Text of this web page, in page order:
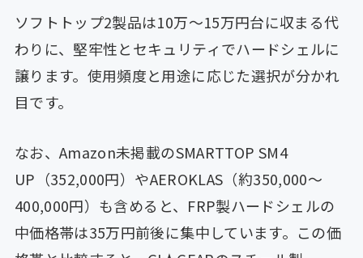
ソフトトップ2製品は10万〜15万円台に収まる代
わりに、堅牢性とセキュリティでハードシェルに
譲ります。使用頻度と用途に応じた選択が分かれ
目です。
なお、Amazon未掲載のSMARTTOP SM4
UP（352,000円）やAEROKLAS（約350,000〜
400,000円）も含めると、FRP製ハードシェルの
中価格帯は35万円前後に集中しています。この価